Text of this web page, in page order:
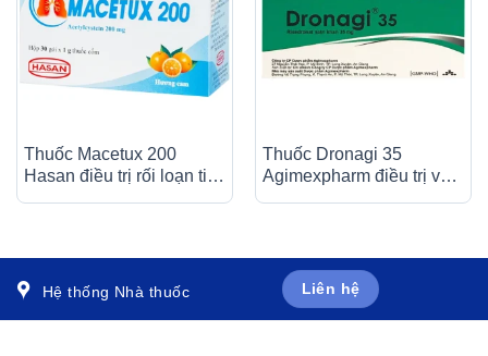
Thuốc Macetux 200
Hasan điều trị rối loạn tiết
Thuốc Dronagi 35
Agimexpharm điều trị và
Hệ thống Nhà thuốc Liên hệ